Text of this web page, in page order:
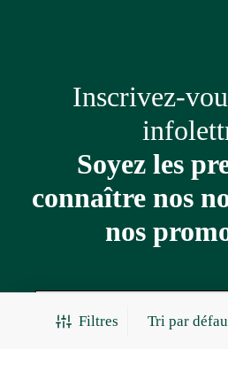
Filtres
Inscrivez-
Soyez les
connaître nos
nos